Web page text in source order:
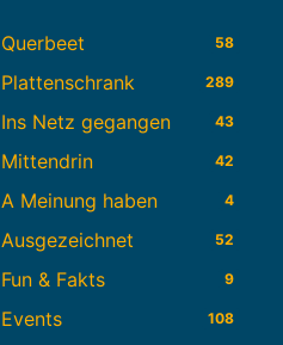
Querbeet 58
Plattenschrank 289
Ins Netz gegangen 43
Mittendrin 42
A Meinung haben 4
Ausgezeichnet 52
Fun & Fakts 9
Events 108